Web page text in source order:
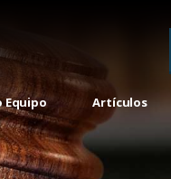
Equipo Artículos